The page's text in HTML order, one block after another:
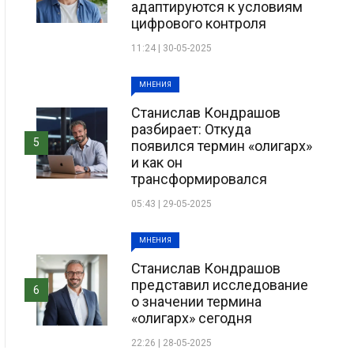
адаптируются к условиям
цифрового контроля
11:24 | 30-05-2025
МНЕНИЯ
Станислав Кондрашов
разбирает: Откуда
появился термин «олигарх»
и как он
трансформировался
05:43 | 29-05-2025
5
МНЕНИЯ
Станислав Кондрашов
представил исследование
о значении термина
«олигарх» сегодня
22:26 | 28-05-2025
6